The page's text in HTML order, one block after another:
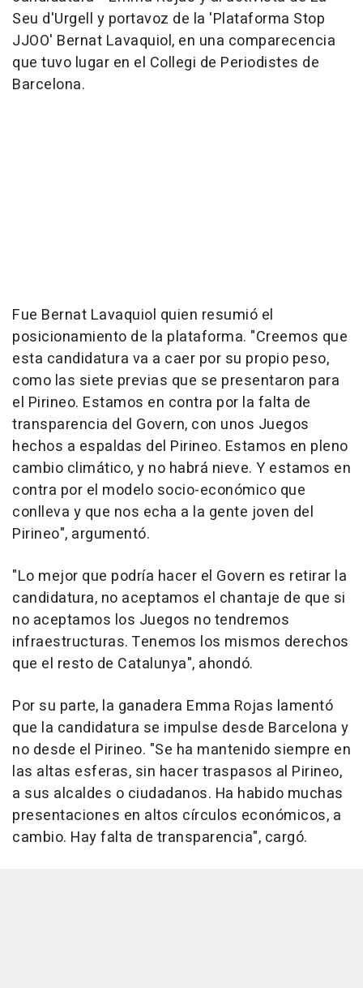
Seu d'Urgell y portavoz de la 'Plataforma Stop
JJOO' Bernat Lavaquiol, en una comparecencia
que tuvo lugar en el Collegi de Periodistes de
Barcelona.
Fue Bernat Lavaquiol quien resumió el
posicionamiento de la plataforma. "Creemos que
esta candidatura va a caer por su propio peso,
como las siete previas que se presentaron para
el Pirineo. Estamos en contra por la falta de
transparencia del Govern, con unos Juegos
hechos a espaldas del Pirineo. Estamos en pleno
cambio climático, y no habrá nieve. Y estamos en
contra por el modelo socio-económico que
conlleva y que nos echa a la gente joven del
Pirineo", argumentó.
"Lo mejor que podría hacer el Govern es retirar la
candidatura, no aceptamos el chantaje de que si
no aceptamos los Juegos no tendremos
infraestructuras. Tenemos los mismos derechos
que el resto de Catalunya", ahondó.
Por su parte, la ganadera Emma Rojas lamentó
que la candidatura se impulse desde Barcelona y
no desde el Pirineo. "Se ha mantenido siempre en
las altas esferas, sin hacer traspasos al Pirineo,
a sus alcaldes o ciudadanos. Ha habido muchas
presentaciones en altos círculos económicos, a
cambio. Hay falta de transparencia", cargó.